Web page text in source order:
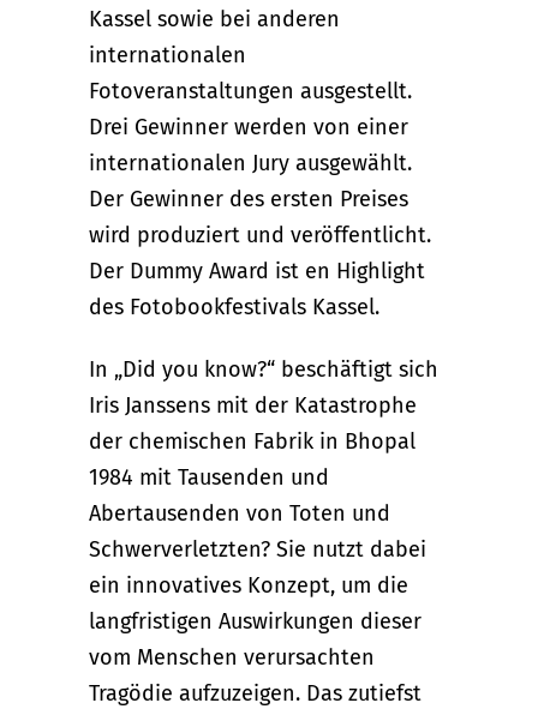
Kassel sowie bei anderen
internationalen
Fotoveranstaltungen ausgestellt.
Drei Gewinner werden von einer
internationalen Jury ausgewählt.
Der Gewinner des ersten Preises
wird produziert und veröffentlicht.
Der Dummy Award ist en Highlight
des Fotobookfestivals Kassel.
In „Did you know?“ beschäftigt sich
Iris Janssens mit der Katastrophe
der chemischen Fabrik in Bhopal
1984 mit Tausenden und
Abertausenden von Toten und
Schwerverletzten? Sie nutzt dabei
ein innovatives Konzept, um die
langfristigen Auswirkungen dieser
vom Menschen verursachten
Tragödie aufzuzeigen. Das zutiefst